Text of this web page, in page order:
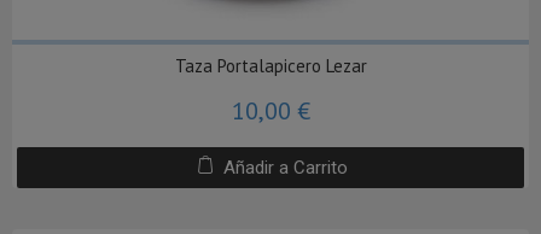
Taza Portalapicero Lezar
10,00 €
Añadir a Carrito